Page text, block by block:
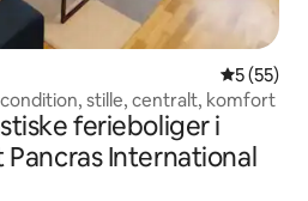
5 ud af 5 i
5 (55)
stille, centralt, komfort
ferieboliger i
International